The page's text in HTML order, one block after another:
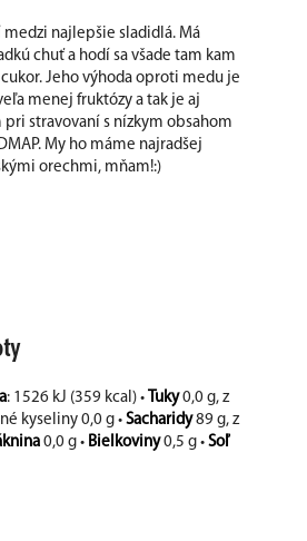
najlepšie sladidlá. Má
chuť a hodí sa všade tam kam
Jeho výhoda oproti medu je
menej fruktózy a tak je aj
stravovaní s nízkym obsahom
My ho máme najradšej
orechmi, mňam!:)
: 1526 kJ (359 kcal) • Tuky0,0 g, z
kyseliny 0,0 g • Sacharidy89 g, z
0,0 g • Bielkoviny0,5 g • Soľ